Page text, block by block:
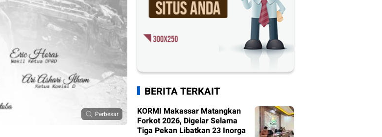
Perbesar
BERITA TERKAIT
KORMI Makassar Matangkan
Forkot 2026, Digelar Selama
Tiga Pekan Libatkan 23 Inorga